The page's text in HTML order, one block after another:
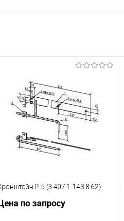
Р-5 (3.407.1-143.8.62)
по запросу